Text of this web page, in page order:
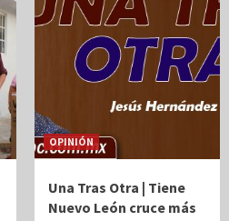
OPINIÓN
Una Tras Otra | Tiene
Nuevo León cruce más